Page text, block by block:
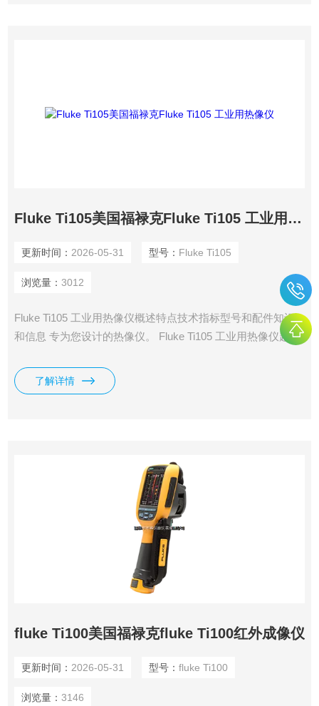
Fluke Ti105美国福禄克Fluke Ti105 工业用热像仪
更新时间： 2026-05-31 型号： Fluke Ti105
浏览量： 3012
Fluke Ti105 工业用热像仪概述特点技术指标型号和配件知识
和信息 专为您设计的热像仪。 Fluke Ti105 工业用热像仪超光
了解详情
fluke Ti100美国福禄克fluke Ti100红外成像仪
更新时间： 2026-05-31 型号： fluke Ti100
浏览量： 3146